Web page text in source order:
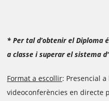
* Per tal d’obtenir el Diploma
a classe i superar el sistema
Format a escollir: Presencial
videoconferències en directe